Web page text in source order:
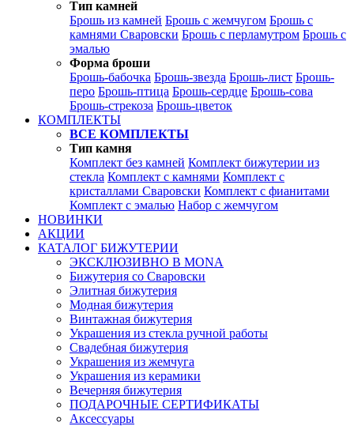
Тип камней
Брошь из камней Брошь с жемчугом Брошь с
камнями Сваровски Брошь с перламутром Брошь с
эмалью
Форма броши
Брошь-бабочка Брошь-звезда Брошь-лист Брошь-
перо Брошь-птица Брошь-сердце Брошь-сова
Брошь-стрекоза Брошь-цветок
КОМПЛЕКТЫ
ВСЕ КОМПЛЕКТЫ
Тип камня
Комплект без камней Комплект бижутерии из
стекла Комплект с камнями Комплект с
кристаллами Сваровски Комплект с фианитами
Комплект с эмалью Набор с жемчугом
НОВИНКИ
АКЦИИ
КАТАЛОГ БИЖУТЕРИИ
ЭКСКЛЮЗИВНО В MONA
Бижутерия со Сваровски
Элитная бижутерия
Модная бижутерия
Винтажная бижутерия
Украшения из стекла ручной работы
Свадебная бижутерия
Украшения из жемчуга
Украшения из керамики
Вечерняя бижутерия
ПОДАРОЧНЫЕ СЕРТИФИКАТЫ
Аксессуары